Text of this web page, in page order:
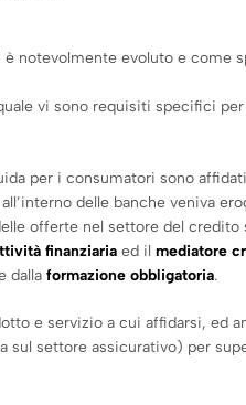
notevolmente evoluto e come
vi sono requisiti specifici
per i consumatori sono
delle banche veniva
offerte nel settore del
finanziaria ed il mediatore
dalla formazione obbligatoria.
e servizio a cui affidarsi, ed
sul settore assicurativo) per